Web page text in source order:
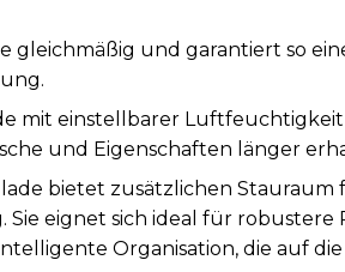
gleichmäßig und garantiert so
mit einstellbarer
und Eigenschaften länger
bietet zusätzlichen
eignet sich ideal für
Organisation, die auf